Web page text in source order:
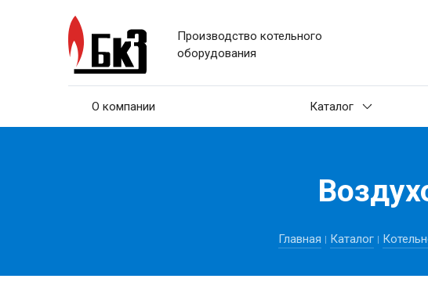
Производство котельного
оборудования
О компании Каталог
Главная Каталог